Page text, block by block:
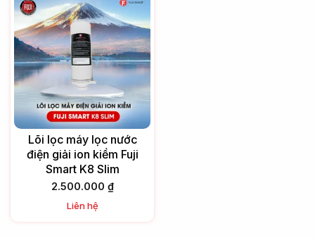
Lõi lọc máy lọc nước
điện giải ion kiềm Fuji
Smart K8 Slim
2.500.000 ₫
Liên hệ